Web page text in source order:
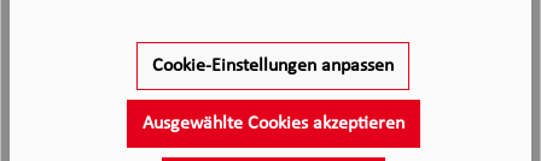
Cookie-Einstellungen anpassen
Ausgewählte Cookies akzeptieren